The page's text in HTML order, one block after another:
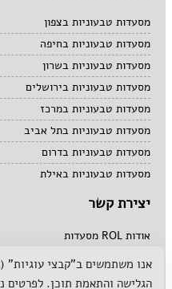
מסעדות טבעוניות בצפון
מסעדות טבעוניות בחיפה
מסעדות טבעוניות בשרון
מסעדות טבעוניות בירושלים
מסעדות טבעוניות במרכז
מסעדות טבעוניות בתל אביב
מסעדות טבעוניות בדרום
מסעדות טבעוניות באילת
יצירת קשר
אודות ROL מסעדות
הגלישה והתאמת תוכן. לפרטים